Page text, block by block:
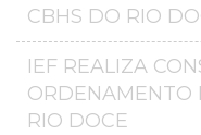
CBHS DO RIO
IEF REALIZA
ORDENAMENTO
RIO DOCE